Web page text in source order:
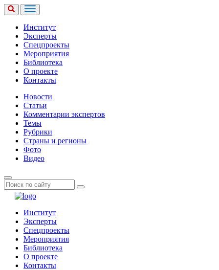
Институт
Эксперты
Спецпроекты
Мероприятия
Библиотека
О проекте
Контакты
Новости
Статьи
Комментарии экспертов
Темы
Рубрики
Страны и регионы
Фото
Видео
Институт
Эксперты
Спецпроекты
Мероприятия
Библиотека
О проекте
Контакты